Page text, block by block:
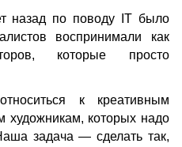
назад по поводу IT было
воспринимали как
которые просто
к креативным
художникам, которых надо
задача — сделать так,